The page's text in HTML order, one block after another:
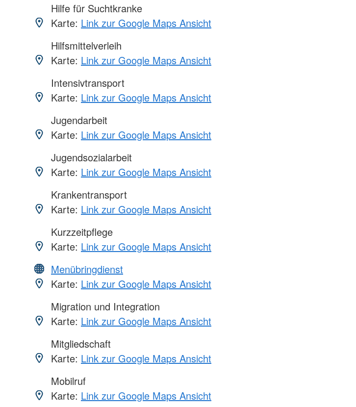
Hilfe für Suchtkranke
Karte: Link zur Google Maps Ansicht
Hilfsmittelverleih
Karte: Link zur Google Maps Ansicht
Intensivtransport
Karte: Link zur Google Maps Ansicht
Jugendarbeit
Karte: Link zur Google Maps Ansicht
Jugendsozialarbeit
Karte: Link zur Google Maps Ansicht
Krankentransport
Karte: Link zur Google Maps Ansicht
Kurzzeitpflege
Karte: Link zur Google Maps Ansicht
Menübringdienst
Karte: Link zur Google Maps Ansicht
Migration und Integration
Karte: Link zur Google Maps Ansicht
Mitgliedschaft
Karte: Link zur Google Maps Ansicht
Mobilruf
Karte: Link zur Google Maps Ansicht